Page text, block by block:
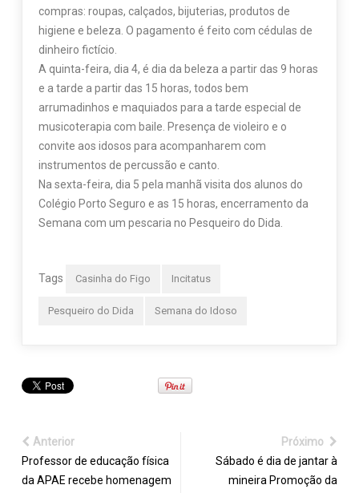
compras: roupas, calçados, bijuterias, produtos de
higiene e beleza. O pagamento é feito com cédulas de
dinheiro fictício.
A quinta-feira, dia 4, é dia da beleza a partir das 9 horas
e a tarde a partir das 15 horas, todos bem
arrumadinhos e maquiados para a tarde especial de
musicoterapia com baile. Presença de violeiro e o
convite aos idosos para acompanharem com
instrumentos de percussão e canto.
Na sexta-feira, dia 5 pela manhã visita dos alunos do
Colégio Porto Seguro e as 15 horas, encerramento da
Semana com um pescaria no Pesqueiro do Dida.
Tags Casinha do Figo Incitatus
Pesqueiro do Dida Semana do Idoso
Anterior
Professor de educação física
da APAE recebe homenagem
Próximo
Sábado é dia de jantar à
mineira Promoção da